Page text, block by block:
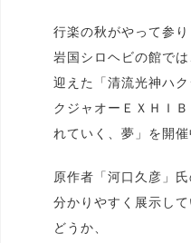
行楽の秋がやって参り
岩国シロヘビの館で
迎えた「清流光神ハ
クジャオーＥＸＨＩ
れていく、夢」を開催
原作者「河口久彦」
分かりやすく展示して
どうか、